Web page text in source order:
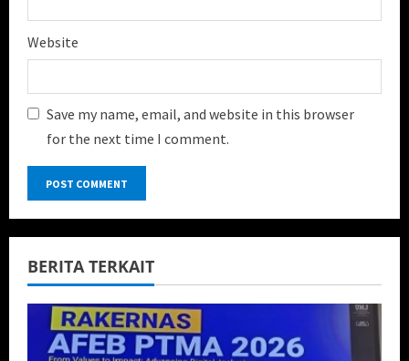
Website
Save my name, email, and website in this browser
for the next time I comment.
BERITA TERKAIT